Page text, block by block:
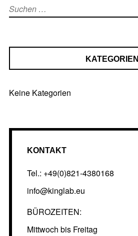
Suchen
KATEGORIEN
Keine Kategorien
KONTAKT
Tel.: +49(0)821-4380168
info@kinglab.eu
BÜROZEITEN:
Mittwoch bis Freitag